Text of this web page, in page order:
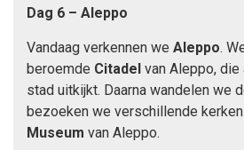
Dag 6 – Aleppo
Vandaag verkennen we Aleppo.
beroemde Citadel van Aleppo,
stad uitkijkt. Daarna wandelen we
bezoeken we verschillende
Museum van Aleppo.